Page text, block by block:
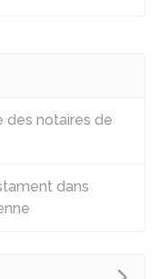
des notaires de
dans